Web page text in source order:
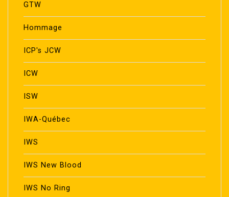
GTW
Hommage
ICP's JCW
ICW
ISW
IWA-Québec
IWS
IWS New Blood
IWS No Ring